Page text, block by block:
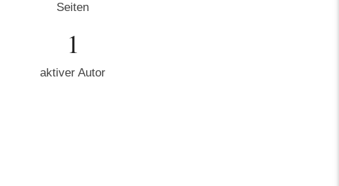
Seiten
1
aktiver Autor